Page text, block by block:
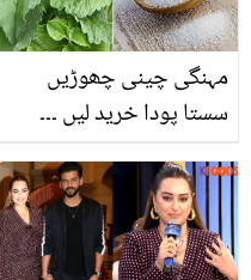
مہنگی چینی چھوڑیں
سستا پودا خرید لیں ۔۔۔
جس کو گھر میں رکھنے سے
چینی خریدنے کے ضرورت
ہی نہ پڑے؟